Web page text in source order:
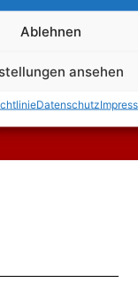
Ablehnen
ansehen
Datenschutz